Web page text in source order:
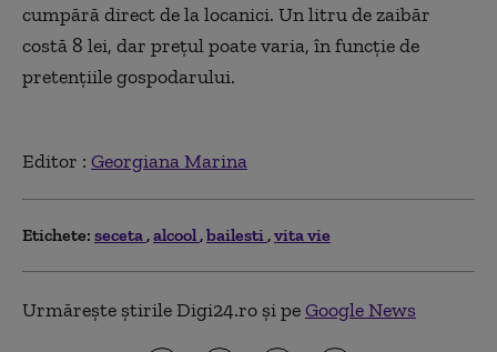
cumpără direct de la locanici. Un litru de zaibăr
costă 8 lei, dar preţul poate varia, în funcţie de
pretenţiile gospodarului.
Editor : Georgiana Marina
Etichete: seceta alcool bailesti vita vie
Urmărește știrile Digi24.ro și peGoogle News